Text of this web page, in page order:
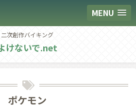
MENU
二次創作バイキング
けないで.net
ポケモン